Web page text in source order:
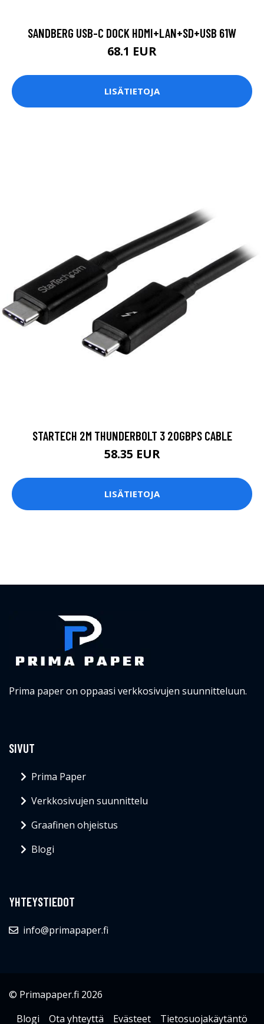
SANDBERG USB-C DOCK HDMI+LAN+SD+USB 61W
68.1 EUR
LISÄTIETOJA
STARTECH 2M THUNDERBOLT 3 20GBPS CABLE
58.35 EUR
LISÄTIETOJA
Prima paper on oppaasi verkkosivujen suunnitteluun.
SIVUT
Prima Paper
Verkkosivujen suunnittelu
Graafinen ohjeistus
Blogi
YHTEYSTIEDOT
info@primapaper.fi
© Primapaper.fi 2026
Blogi
Ota yhteyttä Evästeet Tietosuojakäytäntö